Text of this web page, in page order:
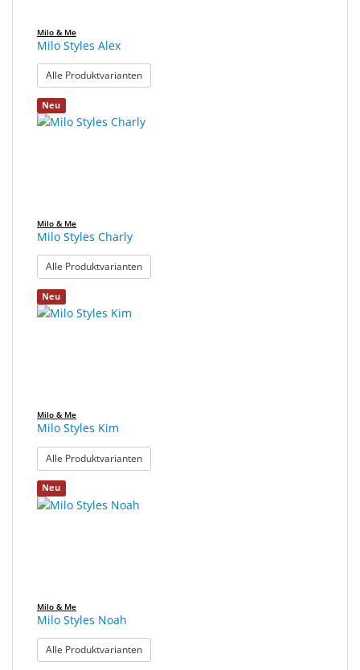
Milo & Me
Milo Styles Alex
Alle Produktvarianten: Milo Styles Alex
Neu
Milo & Me
Milo Styles Charly
Alle Produktvarianten: Milo Styles Charly
Neu
Milo & Me
Milo Styles Kim
Alle Produktvarianten: Milo Styles Kim
Neu
Milo & Me
Milo Styles Noah
Alle Produktvarianten: Milo Styles Noah